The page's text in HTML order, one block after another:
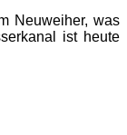
Neuweiher, was
ist heute